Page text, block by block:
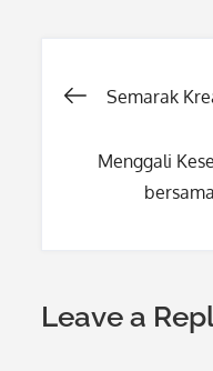
Post
Semarak
Menggali
Leave a